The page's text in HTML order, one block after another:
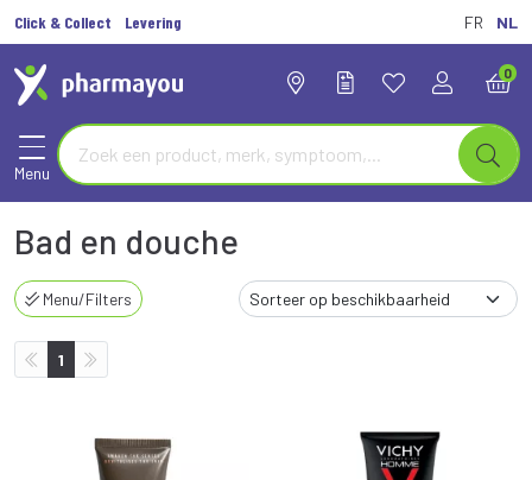
Click & Collect Levering FR NL
0
Menu
Bad en douche
Menu/Filters
1